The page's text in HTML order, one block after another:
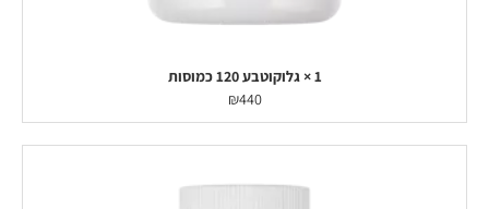
1 × גלוקוטבע 120 כמוסות
₪440